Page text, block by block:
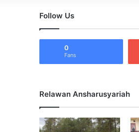
Follow Us
0
Fans
Relawan Ansharusyariah